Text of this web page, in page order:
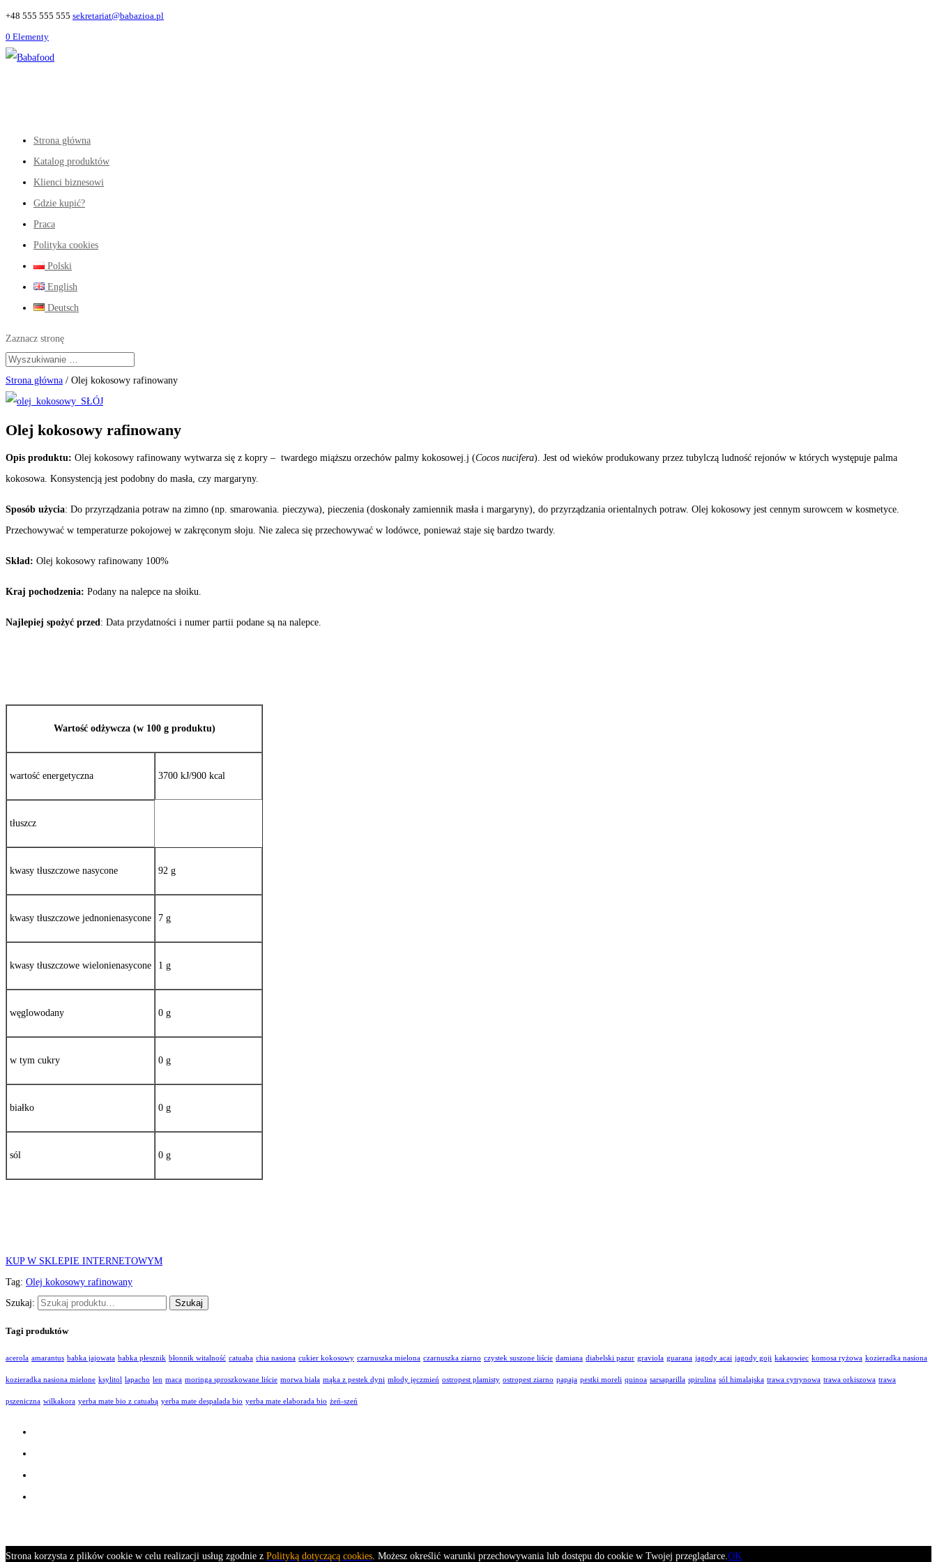
+48 555 555 555 sekretariat@babazioa.pl
0 Elementy
Strona główna
Katalog produktów
Klienci biznesowi
Gdzie kupić?
Praca
Polityka cookies
Polski
English
Deutsch
Zaznacz stronę
Strona główna / Olej kokosowy rafinowany
Olej kokosowy rafinowany
Opis produktu: Olej kokosowy rafinowany wytwarza się z kopry – twardego miąższu orzechów palmy kokosowej.j (Cocos nucifera). Jest od wieków produkowany przez tubylczą ludność rejonów w których występuje palma
kokosowa. Konsystencją jest podobny do masła, czy margaryny.
Sposób użycia: Do przyrządzania potraw na zimno (np. smarowania. pieczywa), pieczenia (doskonały zamiennik masła i margaryny), do przyrządzania orientalnych potraw. Olej kokosowy jest cennym surowcem w kosmetyce.
Przechowywać w temperaturze pokojowej w zakręconym słoju. Nie zaleca się przechowywać w lodówce, ponieważ staje się bardzo twardy.
Skład: Olej kokosowy rafinowany 100%
Kraj pochodzenia: Podany na nalepce na słoiku.
Najlepiej spożyć przed: Data przydatności i numer partii podane są na nalepce.
Wartość odżywcza (w 100 g produktu)
wartość energetyczna 3700 kJ/900 kcal
tłuszcz
kwasy tłuszczowe nasycone 92 g
kwasy tłuszczowe jednonienasycone 7 g
kwasy tłuszczowe wielonienasycone 1 g
węglowodany 0 g
w tym cukry 0 g
białko 0 g
sól 0 g
KUP W SKLEPIE INTERNETOWYM
Tag: Olej kokosowy rafinowany
Szukaj:
Tagi produktów
acerola amarantus babka jajowata babka płesznik błonnik witalność catuaba chia nasiona cukier kokosowy czarnuszka mielona czarnuszka ziarno czystek suszone liście damiana diabelski pazur graviola guarana jagody acai jagody goji kakaowiec komosa ryżowa kozieradka nasiona
kozieradka nasiona mielone ksylitol lapacho len maca moringa sproszkowane liście morwa biała mąka z pestek dyni młody jęczmień ostropest plamisty ostropest ziarno papaja pestki moreli quinoa sarsaparilla spirulina sól himalajska trawa cytrynowa trawa orkiszowa trawa
pszeniczna wilkakora yerba mate bio z catuabą yerba mate despalada bio yerba mate elaborada bio żeń-szeń
Strona korzysta z plików cookie w celu realizacji usług zgodnie z Polityką dotyczącą cookies. Możesz określić warunki przechowywania lub dostępu do cookie w Twojej przeglądarce.OK